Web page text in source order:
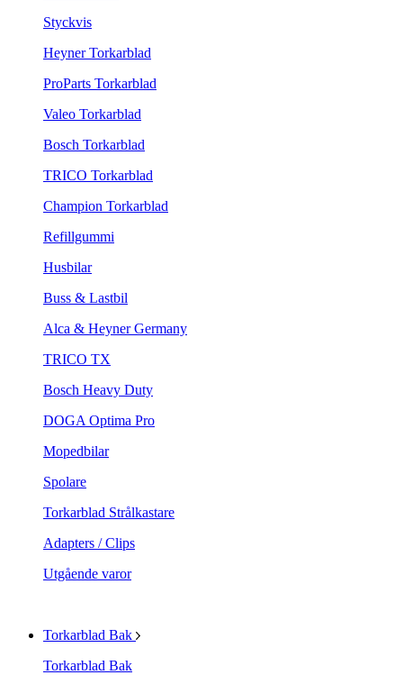
Styckvis
Heyner Torkarblad
ProParts Torkarblad
Valeo Torkarblad
Bosch Torkarblad
TRICO Torkarblad
Champion Torkarblad
Refillgummi
Husbilar
Buss & Lastbil
Alca & Heyner Germany
TRICO TX
Bosch Heavy Duty
DOGA Optima Pro
Mopedbilar
Spolare
Torkarblad Strålkastare
Adapters / Clips
Utgående varor
Torkarblad Bak
Torkarblad Bak